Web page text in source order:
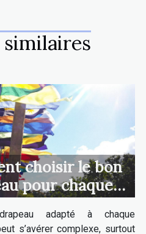
choisir le bon
pour chaque
?
adapté à chaque
s’avérer complexe, surtout